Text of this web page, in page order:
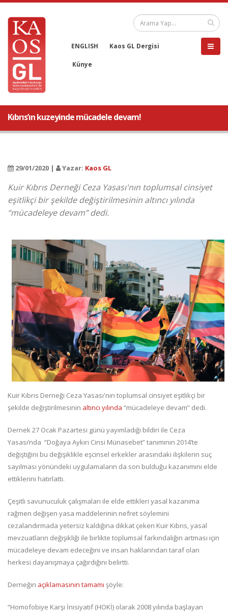
ENGLISH Kaos GL Dergisi
Künye
Kıbrıs’ın kuzeyinde mücadele devam!
29/01/2020 | Yazar: Kaos GL
Kuir Kıbrıs Derneği Ceza Yasası'nın toplumsal cinsiyet
eşitlikçi bir şekilde değiştirilmesinin altıncı yılında
“mücadeleye devam” dedi.
Kuir Kıbrıs Derneği Ceza Yasası'nın toplumsal cinsiyet eşitlikçi bir
şekilde değiştirilmesinin altıncı yılında “mücadeleye devam” dedi.
Dernek 27 Ocak Pazartesi günü yayımladığı bildiri ile Ceza
Yasası’nda “Doğaya Aykırı Cinsi Münasebet” tanımının 2014’te
değiştiğini bu değişiklikle eşcinsel erkekler arasındaki ilişkilerin suç
sayılması yönündeki uygulamaların da son bulduğu kazanımını elde
ettiklerini hatırlattı.
Çeşitli savunuculuk çalışmaları ile elde ettikleri yasal kazanıma
rağmen değişen yasa maddelerinin nefret söylemini
cezalandırmada yetersiz kaldığına dikkat çeken Kuir Kıbrıs, yasal
mevzuatların değişikliği ile birlikte toplumsal farkındalığın artması için
mücadeleye devam edeceğini ve insan haklarından taraf olan
herkesi dayanışmaya çağırdığını belirtti.
Derneğin açıklamasının tamamı şöyle:
“Homofobiye Karşı İnisiyatif (HOKİ) olarak 2008 yılında başlayan